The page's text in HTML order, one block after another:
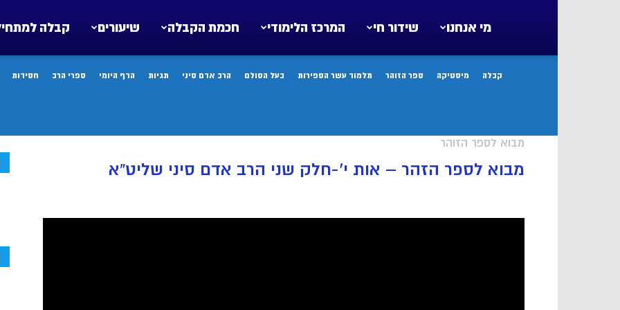
קבלה שיעורים חכמת הקבלה המרכז הלימודי שידור חי מי אנחנו
קבלה מיסטיקה ספר הזוהר תלמוד עשר הספירות בעל הסולם הרב אדם סיני תגיות הדף היומי ספרי הרב חסידות
מבוא לספר הזוהר
מבוא לספר הזהר – אות י’-חלק שני הרב אדם סיני שליט”א